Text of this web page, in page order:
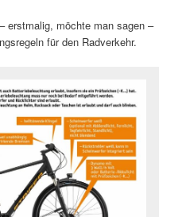
erstmalig, möchte man sagen –
für den Radverkehr.